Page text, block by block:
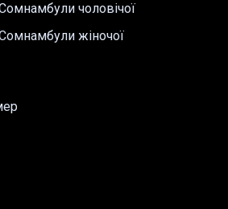
Сомнамбули чоловічої
Сомнамбули жіночої